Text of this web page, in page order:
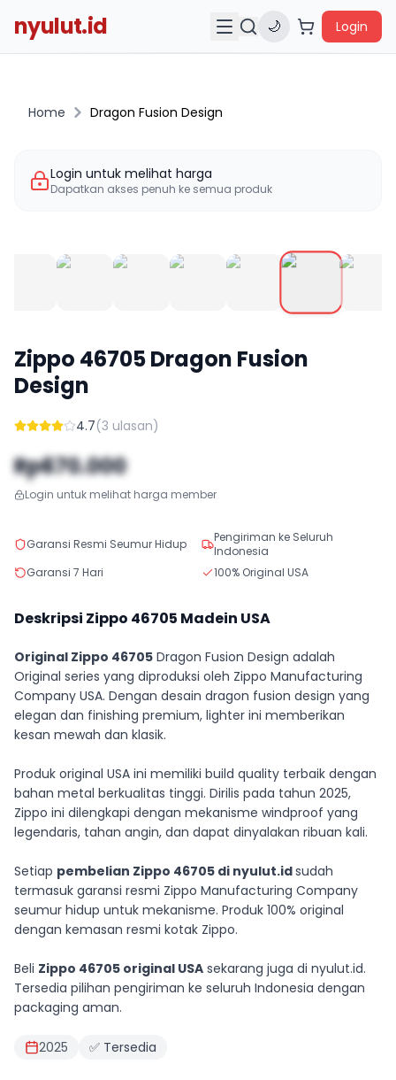
nyulut.id 🌙 Login
Home Dragon Fusion Design
Login untuk melihat harga
Dapatkan akses penuh ke semua produk
Zippo 46705Dragon Fusion
Design
4.7(3 ulasan)
Rp670.000
Login untuk melihat harga member
Garansi Resmi Seumur Hidup
Pengiriman ke Seluruh
Indonesia
Garansi 7 Hari
100% Original USA
Deskripsi Zippo 46705 Madein USA
Original Zippo 46705 Dragon Fusion Design adalah
Original series yang diproduksi oleh Zippo Manufacturing
Company USA. Dengan desain dragon fusion design yang
elegan dan finishing premium, lighter ini memberikan
kesan mewah dan klasik.
Produk original USA ini memiliki build quality terbaik dengan
bahan metal berkualitas tinggi. Dirilis pada tahun 2025,
Zippo ini dilengkapi dengan mekanisme windproof yang
legendaris, tahan angin, dan dapat dinyalakan ribuan kali.
Setiap pembelian Zippo 46705 di nyulut.idsudah
termasuk garansi resmi Zippo Manufacturing Company
seumur hidup untuk mekanisme. Produk 100% original
dengan kemasan resmi kotak Zippo.
Beli Zippo 46705 original USA sekarang juga di nyulut.id.
Tersedia pilihan pengiriman ke seluruh Indonesia dengan
packaging aman.
2025 ✅ Tersedia